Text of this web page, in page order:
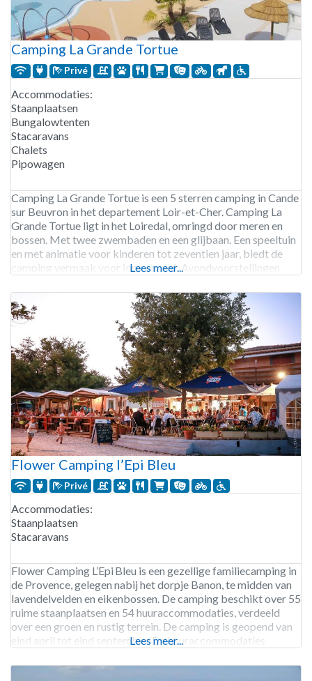
Camping La Grande Tortue
Privé
Accommodaties:
Staanplaatsen
Bungalowtenten
Stacaravans
Chalets
Pipowagen
Camping La Grande Tortue is een 5 sterren camping in Cande
sur Beuvron in het departement Loir-et-Cher. Camping La
Grande Tortue ligt in het Loiredal, omringd door meren en
bossen. Met twee zwembaden en een glijbaan. Een speeltuin
en met animatie voor kinderen tot zeventien jaar, biedt de
camping vermaak voor jong en oud. Avondvoorstellingen
Lees meer...
Flower Camping l’Epi Bleu
Privé
Accommodaties:
Staanplaatsen
Stacaravans
Flower Camping L’Epi Bleu is een gezellige familiecamping in
de Provence, gelegen nabij het dorpje Banon, te midden van
lavendelvelden en eikenbossen. De camping beschikt over 55
ruime staanplaatsen en 54 huuraccommodaties, verdeeld
over een groen en rustig terrein. De camping is geopend van
eind april tot eind september. De huuraccommodaties
en canvas bungalows, geschikt
Lees meer...